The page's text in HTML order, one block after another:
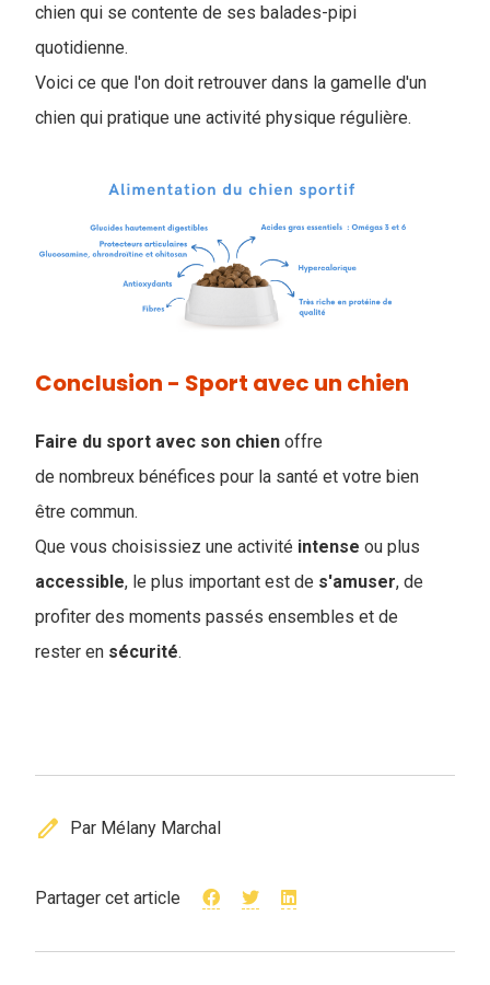
chien qui se contente de ses balades-pipi
quotidienne.
Voici ce que l'on doit retrouver dans la gamelle d'un
chien qui pratique une activité physique régulière.
Conclusion - Sport avec un chien
Faire du sport avec son chien offre
de nombreux bénéfices pour la santé et votre bien
être commun.
Que vous choisissiez une activité intense ou plus
accessible, le plus important est de s'amuser, de
profiter des moments passés ensembles et de
rester en sécurité.
edit Par Mélany Marchal
Partager cet article